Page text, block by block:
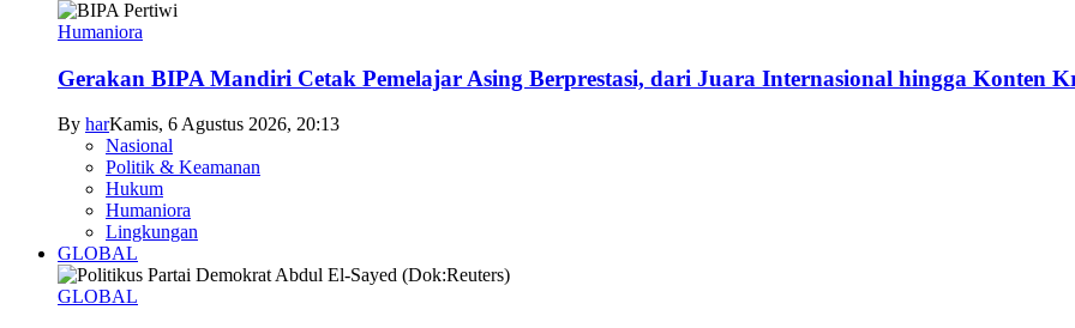
Humaniora
Gerakan BIPA Mandiri Cetak Pemelajar Asing Berprestasi, dari Juara Internasional hingga Konten
By harKamis, 6 Agustus 2026, 20:13
Nasional
Politik & Keamanan
Hukum
Humaniora
Lingkungan
GLOBAL
GLOBAL